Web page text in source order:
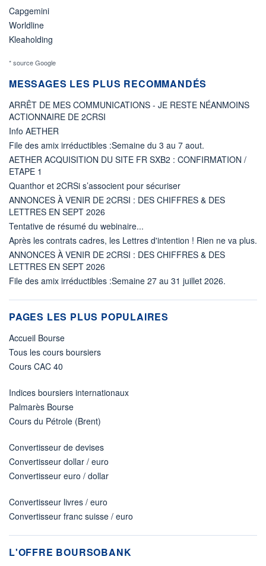
Capgemini
Worldline
Kleaholding
* source Google
MESSAGES LES PLUS RECOMMANDÉS
ARRÊT DE MES COMMUNICATIONS - JE RESTE NÉANMOINS
ACTIONNAIRE DE 2CRSI
Info AETHER
File des amix irréductibles :Semaine du 3 au 7 aout.
AETHER ACQUISITION DU SITE FR SXB2 : CONFIRMATION /
ETAPE 1
Quanthor et 2CRSi s’associent pour sécuriser
ANNONCES À VENIR DE 2CRSI : DES CHIFFRES & DES
LETTRES EN SEPT 2026
Tentative de résumé du webinaire...
Après les contrats cadres, les Lettres d'intention ! Rien ne va plus.
ANNONCES À VENIR DE 2CRSI : DES CHIFFRES & DES
LETTRES EN SEPT 2026
File des amix irréductibles :Semaine 27 au 31 juillet 2026.
PAGES LES PLUS POPULAIRES
Accueil Bourse
Tous les cours boursiers
Cours CAC 40
Indices boursiers internationaux
Palmarès Bourse
Cours du Pétrole (Brent)
Convertisseur de devises
Convertisseur dollar / euro
Convertisseur euro / dollar
Convertisseur livres / euro
Convertisseur franc suisse / euro
L'OFFRE BOURSOBANK